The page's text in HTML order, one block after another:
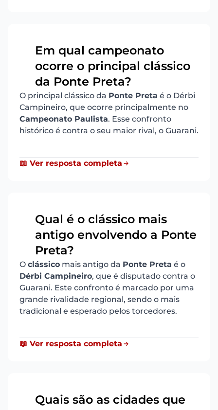
Em qual campeonato
ocorre o principal clássico
da Ponte Preta?
O principal clássico da Ponte Preta é o Dérbi
Campineiro, que ocorre principalmente no
Campeonato Paulista. Esse confronto
histórico é contra o seu maior rival, o Guarani.
📖 Ver resposta completa
Qual é o clássico mais
antigo envolvendo a Ponte
Preta?
O clássico mais antigo da Ponte Preta é o
Dérbi Campineiro, que é disputado contra o
Guarani. Este confronto é marcado por uma
grande rivalidade regional, sendo o mais
tradicional e esperado pelos torcedores.
📖 Ver resposta completa
Quais são as cidades que